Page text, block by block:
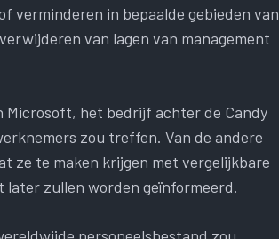
verminderen in bepaalde gebieden van
van lagen van management
Microsoft, het bedrijf achter de Candy
zou treffen. Van de andere
ze te maken krijgen met vergelijkbare
zullen worden geïnformeerd.